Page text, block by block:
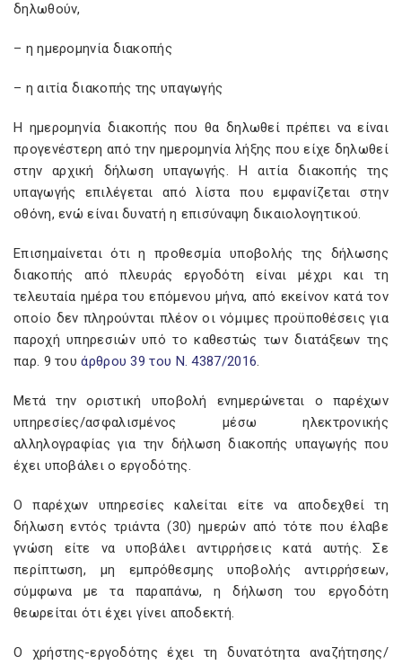
δηλωθούν,
– η ημερομηνία διακοπής
– η αιτία διακοπής της υπαγωγής
Η ημερομηνία διακοπής που θα δηλωθεί πρέπει να είναι
προγενέστερη από την ημερομηνία λήξης που είχε δηλωθεί
στην αρχική δήλωση υπαγωγής. Η αιτία διακοπής της
υπαγωγής επιλέγεται από λίστα που εμφανίζεται στην
οθόνη, ενώ είναι δυνατή η επισύναψη δικαιολογητικού.
Επισημαίνεται ότι η προθεσμία υποβολής της δήλωσης
διακοπής από πλευράς εργοδότη είναι μέχρι και τη
τελευταία ημέρα του επόμενου μήνα, από εκείνον κατά τον
οποίο δεν πληρούνται πλέον οι νόμιμες προϋποθέσεις για
παροχή υπηρεσιών υπό το καθεστώς των διατάξεων της
παρ. 9 του άρθρου 39 του Ν. 4387/2016.
Μετά την οριστική υποβολή ενημερώνεται ο παρέχων
υπηρεσίες/ασφαλισμένος μέσω ηλεκτρονικής
αλληλογραφίας για την δήλωση διακοπής υπαγωγής που
έχει υποβάλει ο εργοδότης.
Ο παρέχων υπηρεσίες καλείται είτε να αποδεχθεί τη
δήλωση εντός τριάντα (30) ημερών από τότε που έλαβε
γνώση είτε να υποβάλει αντιρρήσεις κατά αυτής. Σε
περίπτωση, μη εμπρόθεσμης υποβολής αντιρρήσεων,
σύμφωνα με τα παραπάνω, η δήλωση του εργοδότη
θεωρείται ότι έχει γίνει αποδεκτή.
Ο χρήστης-εργοδότης έχει τη δυνατότητα αναζήτησης/